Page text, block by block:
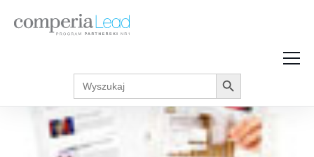
Strefa Wiedzy
Podcasty
Zarabiaj w internecie
Akcje promocyjne
Search
for:
Search Button